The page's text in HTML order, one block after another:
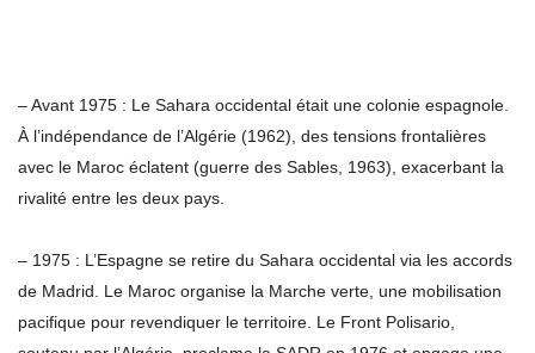
– Avant 1975 : Le Sahara occidental était une colonie espagnole.
À l’indépendance de l’Algérie (1962), des tensions frontalières
avec le Maroc éclatent (guerre des Sables, 1963), exacerbant la
rivalité entre les deux pays.
– 1975 : L’Espagne se retire du Sahara occidental via les accords
de Madrid. Le Maroc organise la Marche verte, une mobilisation
pacifique pour revendiquer le territoire. Le Front Polisario,